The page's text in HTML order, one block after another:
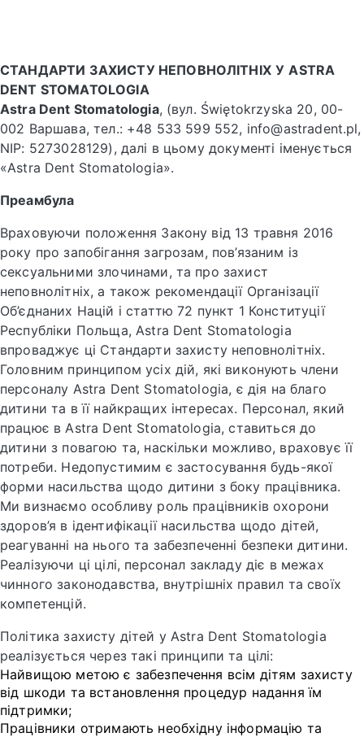
СТАНДАРТИ ЗАХИСТУ НЕПОВНОЛІТНІХ У ASTRA
DENT STOMATOLOGIA
Astra Dent Stomatologia, (вул. Świętokrzyska 20, 00-
002 Варшава, тел.: +48 533 599 552, info@astradent.pl,
NIP: 5273028129), далі в цьому документі іменується
«Astra Dent Stomatologia».
Преамбула
Враховуючи положення Закону від 13 травня 2016
року про запобігання загрозам, пов’язаним із
сексуальними злочинами, та про захист
неповнолітніх, а також рекомендації Організації
Об’єднаних Націй і статтю 72 пункт 1 Конституції
Республіки Польща, Astra Dent Stomatologia
впроваджує ці Стандарти захисту неповнолітніх.
Головним принципом усіх дій, які виконують члени
персоналу Astra Dent Stomatologia, є дія на благо
дитини та в її найкращих інтересах. Персонал, який
працює в Astra Dent Stomatologia, ставиться до
дитини з повагою та, наскільки можливо, враховує її
потреби. Недопустимим є застосування будь-якої
форми насильства щодо дитини з боку працівника.
Ми визнаємо особливу роль працівників охорони
здоров’я в ідентифікації насильства щодо дітей,
реагуванні на нього та забезпеченні безпеки дитини.
Реалізуючи ці цілі, персонал закладу діє в межах
чинного законодавства, внутрішніх правил та своїх
компетенцій.
Політика захисту дітей у Astra Dent Stomatologia
реалізується через такі принципи та цілі:
Найвищою метою є забезпечення всім дітям захисту
від шкоди та встановлення процедур надання їм
підтримки;
Працівники отримають необхідну інформацію та